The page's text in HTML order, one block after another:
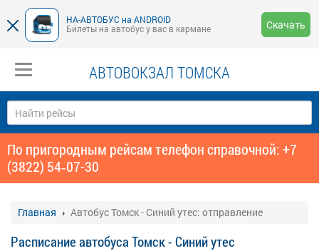
НА-АВТОБУС на ANDROID
Билеты на автобус у вас в кармане
Скачать
АВТОВОКЗАЛ ТОМСКА
По пригородным рейсам телефон справочной: +7
(3822) 54‑07-30
Главная Автобус Томск - Синий утес: отправление
Расписание автобуса Томск - Синий утес